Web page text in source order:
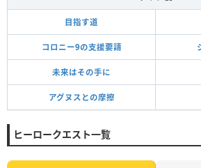
目指す道
コロニー9の支援要請
未来はその手に
アグヌスとの摩擦
ヒーロークエスト一覧